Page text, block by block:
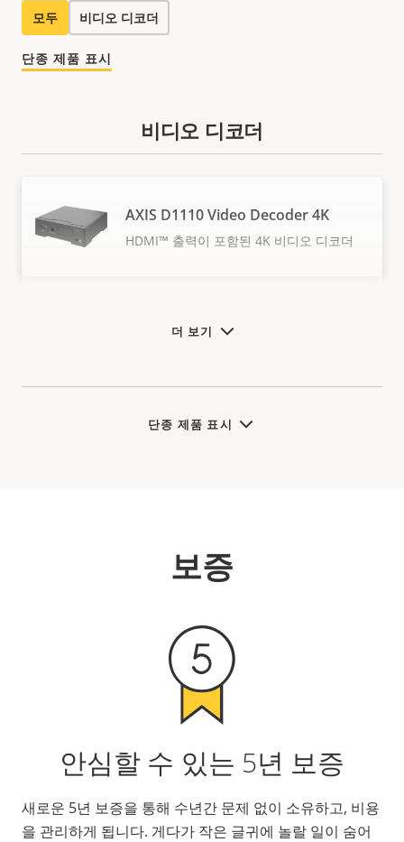
모두 비디오 디코더
단종 제품 표시
더 보기
비디오 디코더
AXIS D1110 Video Decoder 4K
HDMI™ 출력이 포함된 4K 비디오 디코더
단종 제품 표시
보증
안심할 수 있는 5년 보증
새로운 5년 보증을 통해 수년간 문제 없이 소유하고, 비용
을 관리하게 됩니다. 게다가 작은 글귀에 놀랄 일이 숨어